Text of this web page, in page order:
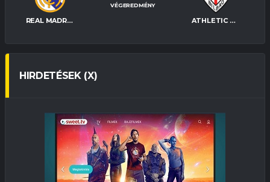
REAL MADRID ATHLETIC BILBAO
VÉGEREDMÉNY
HIRDETÉSEK (X)